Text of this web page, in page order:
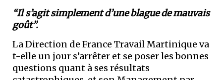
“Il s’agit simplement d’une blague de mauvais
goût”.
La Direction de France Travail Martinique va
t-elle un jour s’arrêter et se poser les bonnes
questions quant à ses résultats